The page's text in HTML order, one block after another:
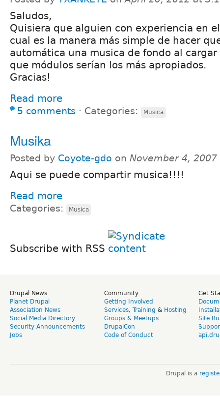
Saludos,
Quisiera que alguien con experiencia en
cual es la manera más simple de hacer
automática una musica de fondo al
que módulos serían los más apropiados.
Gracias!
Read more
5 comments ⋅ Categories: Musica
Musika
Posted by Coyote-gdo on November 4,
Aqui se puede compartir musica!!!!
Read more
Categories: Musica
Subscribe with RSS
Drupal News
Planet Drupal
Association News
Social Media Directory
Security Announcements
Jobs
Community
Getting Involved
Services, Training & Hosting
Groups & Meetups
DrupalCon
Code of Conduct
Get
Site
Drupal is a